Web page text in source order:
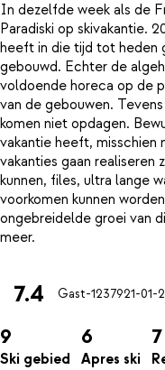
In dezelfde week als de
Paradiski op skivakantie.
heeft in die tijd tot heden
gebouwd. Echter de
voldoende horeca op de
van de gebouwen.
komen niet opdagen.
vakantie heeft, misschien
vakanties gaan realiseren
kunnen, files, ultra lange
voorkomen kunnen
ongebreidelde groei van
7.4 Gast-1237921-01-
9
Ski gebied
6
Apres ski
7